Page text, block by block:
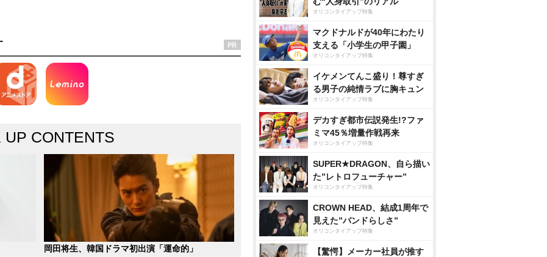
UP CONTENTS
岡田将生、韓国ドラマ初出演「運命的」
オリコンタイアップ特集
マクドナルドが40年にわたり
支える「小学生の甲子園」
オリコンタイアップ特集
イケメンてんこ盛り！尊すぎ
る男子の純情ラブに胸キュン
オリコンタイアップ特集
デカすぎ都市伝説発生!?ファ
ミマ45％増量作戦再来
オリコンタイアップ特集
SUPER★DRAGON、自ら描い
た”レトロフューチャー”
オリコンタイアップ特集
CROWN HEAD、結成1周年で
見えた”バンドらしさ”
オリコンタイアップ特集
【驚愕】メーカー社員が推す